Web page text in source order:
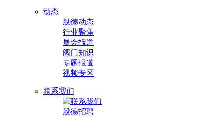
动态
般德动态
行业聚焦
展会报道
阀门知识
专题报道
视频专区
联系我们
般德招聘